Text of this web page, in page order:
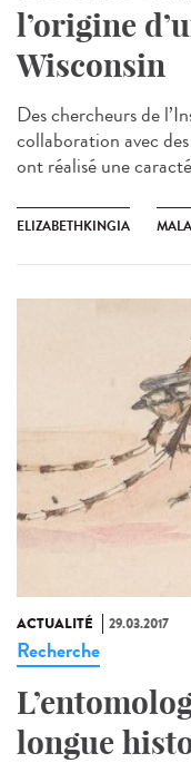
l’origine
Wisconsin
Des chercheurs de
collaboration avec
ont réalisé une
ELIZABETHKINGIA
ACTUALITÉ 29.03.2017
Recherche
longue